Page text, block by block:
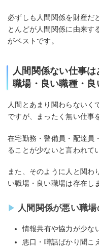
必ずしも人間関係を財産だ
とんどが人間関係に由来す
がベストです。
人間関係ない仕事
職場・良い職種・良
人間とあまり関わらないく
ですが、まったく無い仕事
在宅勤務・警備員・配達員
ることが少ないと言われて
また、そのように人と関わ
い職場・良い職場は存在し
人間関係が悪い職場
情報共有や協力が少な
悪口・噂話ばかり聞こ